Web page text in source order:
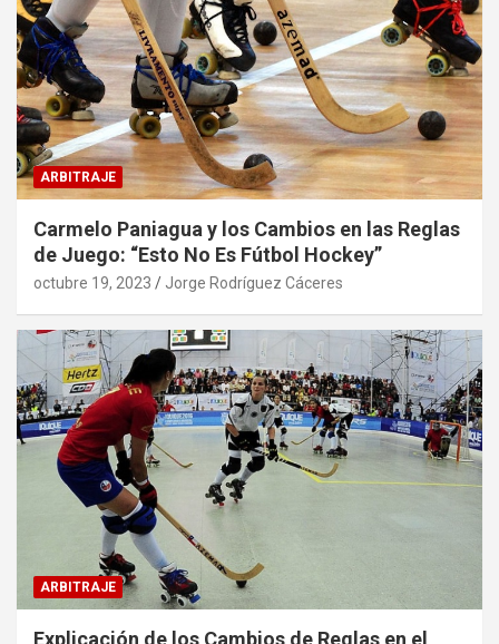
ARBITRAJE
Carmelo Paniagua y los Cambios en las Reglas
de Juego: “Esto No Es Fútbol Hockey”
octubre 19, 2023 Jorge Rodríguez Cáceres
ARBITRAJE
Explicación de los Cambios de Reglas en el